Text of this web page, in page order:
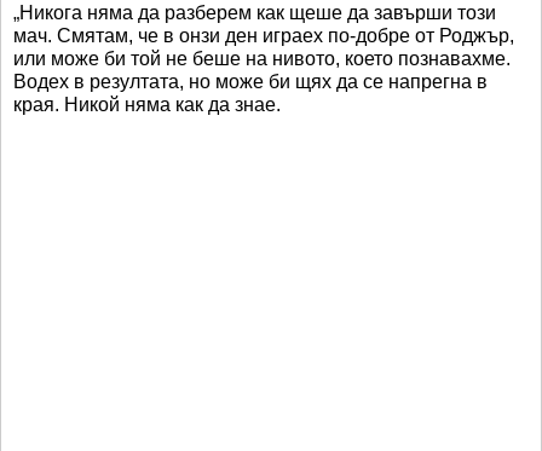
„Никога няма да разберем как щеше да завърши този
мач. Смятам, че в онзи ден играех по-добре от Роджър,
или може би той не беше на нивото, което познавахме.
Водех в резултата, но може би щях да се напрегна в
края. Никой няма как да знае.